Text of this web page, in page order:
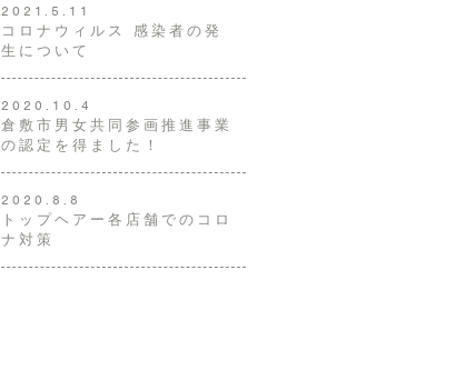
2021.5.11
コロナウィルス 感染者の発
生について
2020.10.4
倉敷市男女共同参画推進事業
の認定を得ました！
2020.8.8
トップヘアー各店舗でのコロ
ナ対策